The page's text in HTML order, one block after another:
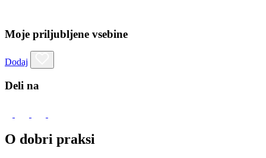
Moje priljubljene vsebine
Dodaj
Deli na
O dobri praksi